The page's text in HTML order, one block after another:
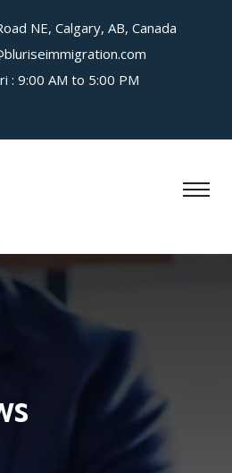
NE, Calgary, AB, Canada
: 9:00 AM to 5:00 PM